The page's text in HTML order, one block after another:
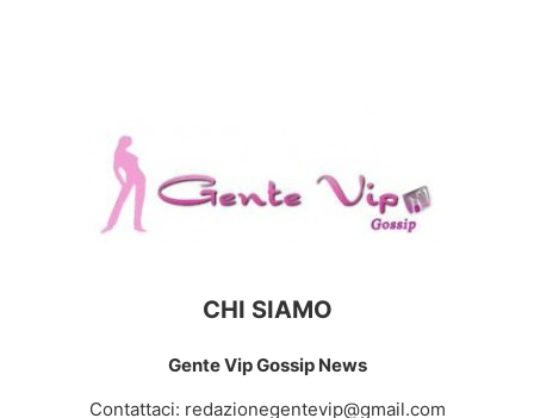
CHI SIAMO
Gente Vip Gossip News
Contattaci: redazionegentevip@gmail.com